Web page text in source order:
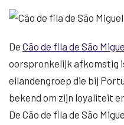
De Cão de fila de São
oorspronkelijk afkomstig
eilandengroep die bij
bekend om zijn loyaliteit
De Cão de fila de São